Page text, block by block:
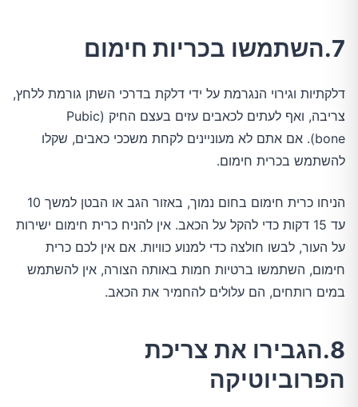
7.השתמשו בכריות חימום
דלקתיות וגירוי הנגרמת על ידי דלקת בדרכי השתן גורמת ללחץ,
צריבה, ואף לעתים לכאבים עזים בעצם החיק (Pubic
bone). אם אתם לא מעוניינים לקחת משככי כאבים, שקלו
להשתמש בכרית חימום.
הניחו כרית חימום בחום נמוך, באזור הגב או הבטן למשך 10
עד 15 דקות כדי להקל על הכאב. אין להניח כרית חימום ישירות
על העור, לבשו חולצה כדי למנוע כוויות. אם אין לכם כרית
חימום, השתמשו ברטיות חמות באותה הצורה, אין להשתמש
במים רותחים, הם עלולים להחמיר את הכאב.
8.הגבירו את צריכת
הפרוביוטיקה